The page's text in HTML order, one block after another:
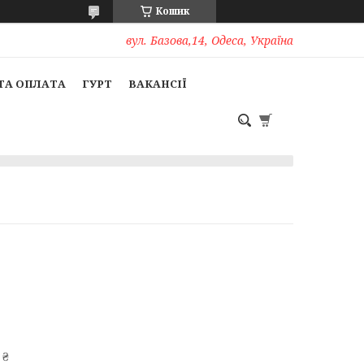
Кошик
вул. Базова,14, Одеса, Україна
ОПЛАТА ГУРТ ВАКАНСІЇ